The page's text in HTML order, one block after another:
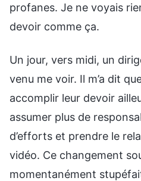
profanes. Je ne voyais
devoir comme ça.
Un jour, vers midi, un
venu me voir. Il m’a dit
accomplir leur devoir
assumer plus de
d’efforts et prendre le
vidéo. Ce changement
momentanément